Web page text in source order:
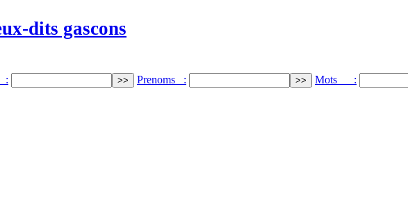
dits gascons
: Prenoms : Mots :